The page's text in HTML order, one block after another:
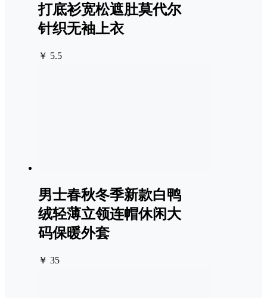
打底衫宽松遮肚莫代尔
针织无袖上衣
￥ 5.5
男士春秋冬季新款白鸭
绒轻薄立领连帽休闲大
码保暖外套
￥ 35